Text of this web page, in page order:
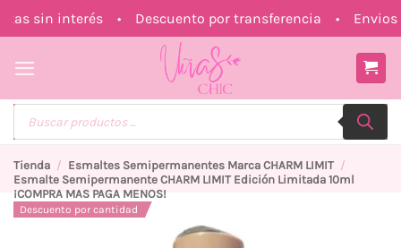
al
sin interés • Descuento por transferencia • Envios a
Búsqueda
Tienda / Esmaltes Semipermanentes Marca CHARM LIMIT /
Esmalte Semipermanente CHARM LIMIT Edición Limitada 10ml
¡COMPRA MAS PAGA MENOS!
Descuento por cantidad